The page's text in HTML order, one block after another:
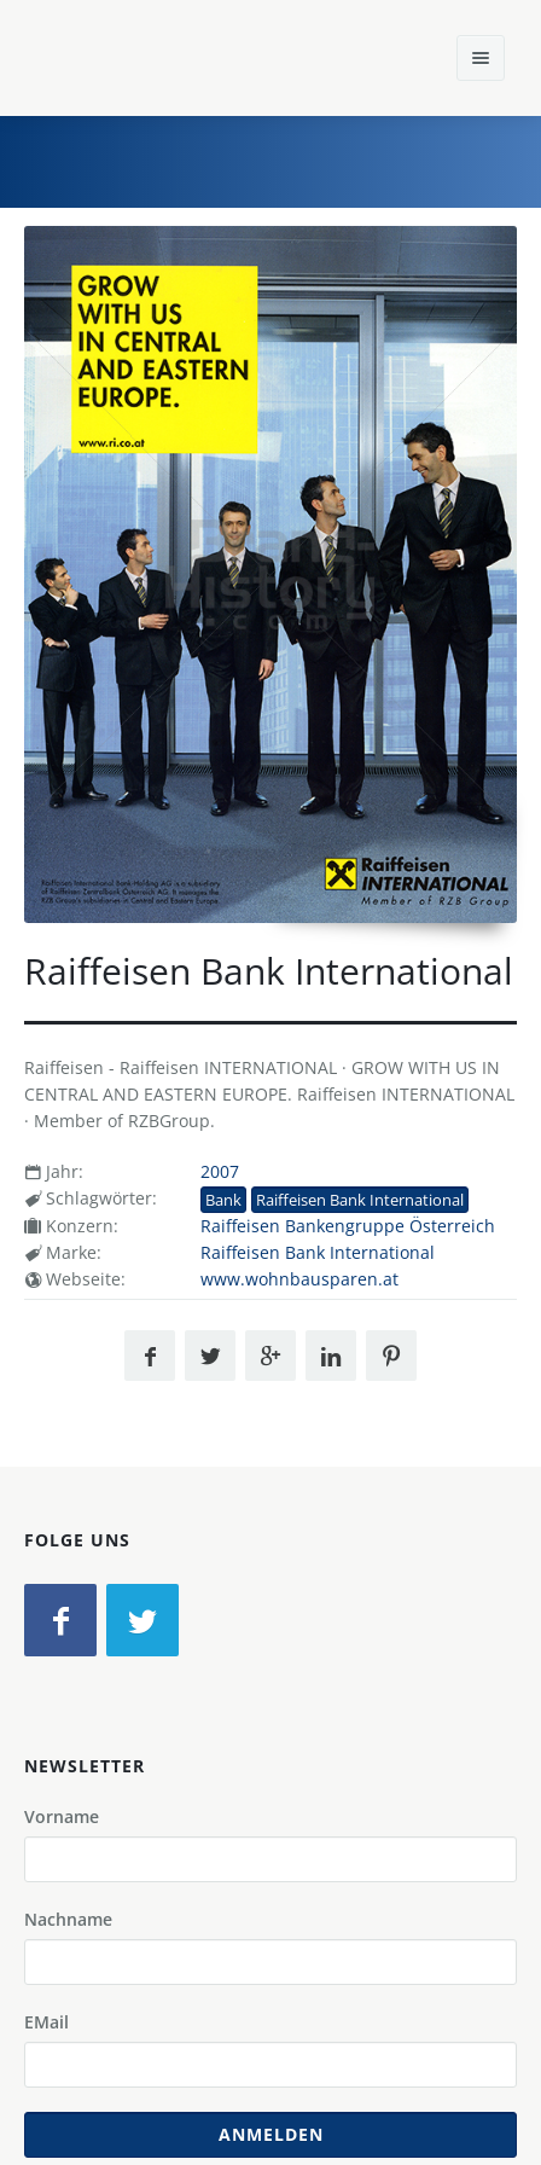
Home
Einst und Heute
Marken
Konzerne
Epoche
Raiffeisen Bank International
Raiffeisen - Raiffeisen INTERNATIONAL · GROW WITH US IN
CENTRAL AND EASTERN EUROPE. Raiffeisen INTERNATIONAL
· Member of RZBGroup.
Jahr:
2007
Schlagwörter:
Bank Raiffeisen Bank International
Konzern:
Raiffeisen Bankengruppe Österreich
Marke:
Raiffeisen Bank International
Webseite:
www.wohnbausparen.at
FOLGE UNS
NEWSLETTER
Vorname
Nachname
EMail
ANMELDEN